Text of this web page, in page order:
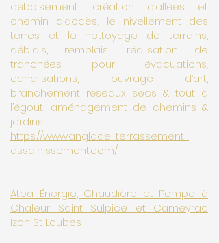
déboisement, création d’allées et
chemin d’accès, le nivellement des
terres et le nettoyage de terrains,
déblais, remblais, réalisation de
tranchées pour évacuations,
canalisations, ouvrage d’art,
branchement réseaux secs & tout à
l’égout, aménagement de chemins &
jardins.
https://www.anglade-terrassement-
assainissement.com/
Atea Énergie, Chaudière et Pompe à
Chaleur Saint Sulpice et Cameyrac
Izon St Loubes